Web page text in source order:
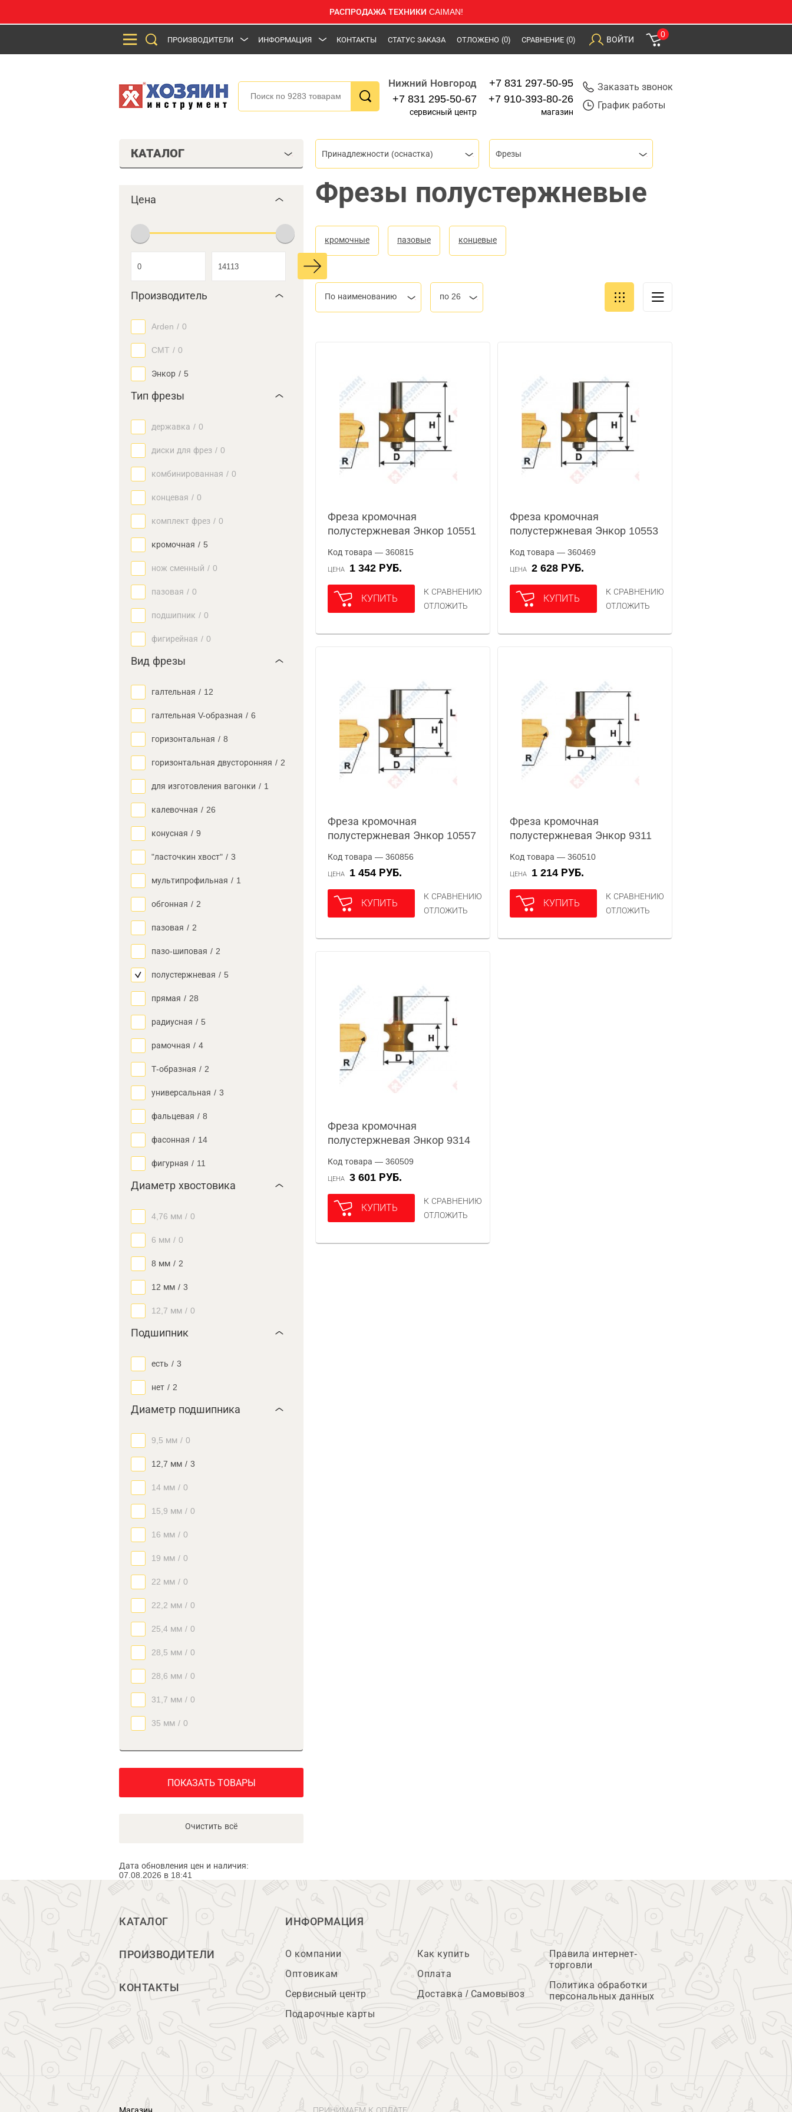
РАСПРОДАЖА ТЕХНИКИ CAIMAN!
ПРОИЗВОДИТЕЛИ ИНФОРМАЦИЯ КОНТАКТЫ СТАТУС ЗАКАЗА ОТЛОЖЕНО (0) СРАВНЕНИЕ (0) ВОЙТИ
0
Нижний Новгород
+7 831 295-50-67
сервисный центр
+7 831 297-50-95
+7 910-393-80-26
магазин
Заказать звонок
График работы
КАТАЛОГ
Цена
Производитель
Arden / 0
CMT / 0
Энкор / 5
Тип фрезы
державка / 0
диски для фрез / 0
комбинированная / 0
концевая / 0
комплект фрез / 0
кромочная / 5
нож сменный / 0
пазовая / 0
подшипник / 0
фигирейная / 0
Вид фрезы
галтельная / 12
галтельная V-образная / 6
горизонтальная / 8
горизонтальная двусторонняя / 2
для изготовления вагонки / 1
калевочная / 26
конусная / 9
"ласточкин хвост" / 3
мультипрофильная / 1
обгонная / 2
пазовая / 2
пазо-шиповая / 2
полустержневая / 5
прямая / 28
радиусная / 5
рамочная / 4
Т-образная / 2
универсальная / 3
фальцевая / 8
фасонная / 14
фигурная / 11
Диаметр хвостовика
4,76 мм / 0
6 мм / 0
8 мм / 2
12 мм / 3
12,7 мм / 0
Подшипник
есть / 3
нет / 2
Диаметр подшипника
9,5 мм / 0
12,7 мм / 3
14 мм / 0
15,9 мм / 0
16 мм / 0
19 мм / 0
22 мм / 0
22,2 мм / 0
25,4 мм / 0
28,5 мм / 0
28,6 мм / 0
31,7 мм / 0
35 мм / 0
ПОКАЗАТЬ ТОВАРЫ
Очистить всё
Дата обновления цен и наличия:
07.08.2026 в 18:41
Принадлежности (оснастка) Фрезы
Фрезы полустержневые
кромочные пазовые концевые
По наименованию по 26
Фреза кромочная
полустержневая Энкор 10551
Код товара — 360815
ЦЕНА 1 342 РУБ.
КУПИТЬ
К СРАВНЕНИЮ
ОТЛОЖИТЬ
Фреза кромочная
полустержневая Энкор 10553
Код товара — 360469
ЦЕНА 2 628 РУБ.
КУПИТЬ
К СРАВНЕНИЮ
ОТЛОЖИТЬ
Фреза кромочная
полустержневая Энкор 10557
Код товара — 360856
ЦЕНА 1 454 РУБ.
КУПИТЬ
К СРАВНЕНИЮ
ОТЛОЖИТЬ
Фреза кромочная
полустержневая Энкор 9311
Код товара — 360510
ЦЕНА 1 214 РУБ.
КУПИТЬ
К СРАВНЕНИЮ
ОТЛОЖИТЬ
Фреза кромочная
полустержневая Энкор 9314
Код товара — 360509
ЦЕНА 3 601 РУБ.
КУПИТЬ
К СРАВНЕНИЮ
ОТЛОЖИТЬ
КАТАЛОГ
ПРОИЗВОДИТЕЛИ
КОНТАКТЫ
ИНФОРМАЦИЯ
О компании
Оптовикам
Сервисный центр
Подарочные карты
Как купить
Оплата
Доставка / Самовывоз
Правила интернет-
торговли
Политика обработки
персональных данных